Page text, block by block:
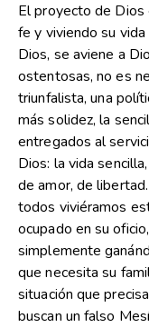
El proyecto de Dios
fe y viviendo su
Dios, se aviene a
ostentosas, no es
triunfalista, una
más solidez, la
entregados al
Dios: la vida
de amor, de
todos viviéramos
ocupado en su
simplemente
que necesita su
situación que
buscan un falso